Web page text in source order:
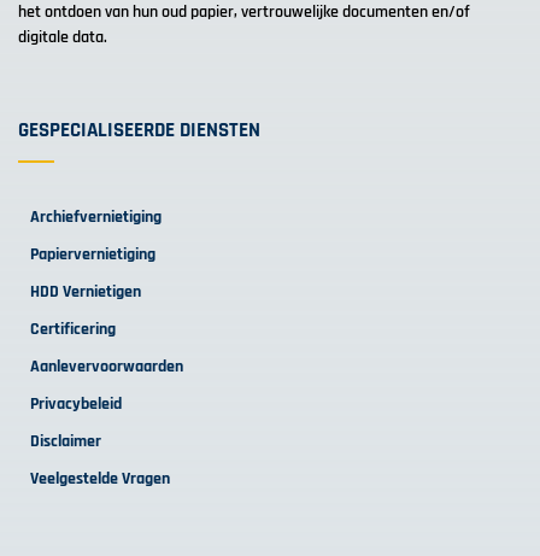
het ontdoen van hun oud papier, vertrouwelijke documenten en/of
digitale data.
GESPECIALISEERDE DIENSTEN
Archiefvernietiging
Papiervernietiging
HDD Vernietigen
Certificering
Aanlevervoorwaarden
Privacybeleid
Disclaimer
Veelgestelde Vragen